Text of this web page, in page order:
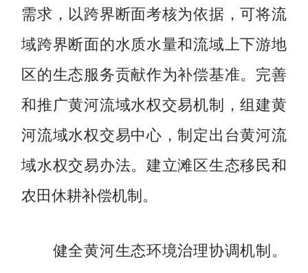
需求，以跨界断面考核为依据，可将流
域跨界断面的水质水量和流域上下游地
区的生态服务贡献作为补偿基准。完善
和推广黄河流域水权交易机制，组建黄
河流域水权交易中心，制定出台黄河流
域水权交易办法。建立滩区生态移民和
农田休耕补偿机制。
健全黄河生态环境治理协调机制。